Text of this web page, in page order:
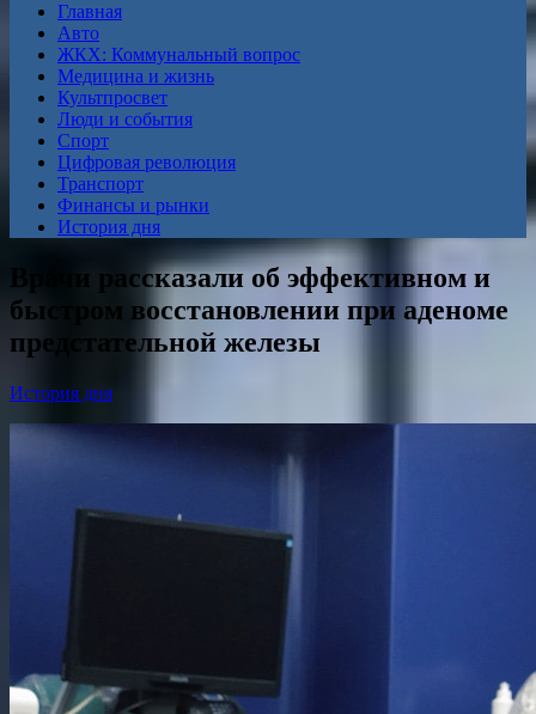
Главная
Авто
ЖКХ: Коммунальный вопрос
Медицина и жизнь
Культпросвет
Люди и события
Спорт
Цифровая революция
Транспорт
Финансы и рынки
История дня
Врачи рассказали об эффективном и
быстром восстановлении при аденоме
предстательной железы
История дня